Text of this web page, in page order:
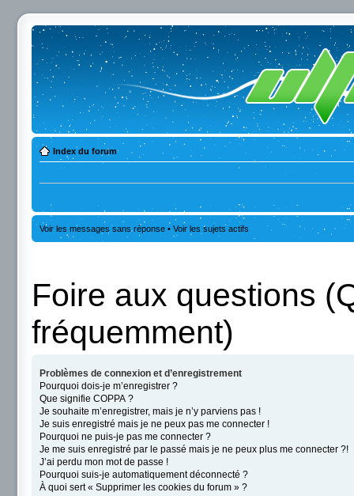
Index du forum
Voir les messages sans réponse • Voir les sujets actifs
Foire aux questions
fréquemment)
Problèmes de connexion et d’enregistrement
Pourquoi dois-je m’enregistrer ?
Que signifie COPPA ?
Je souhaite m’enregistrer, mais je n’y parviens pas !
Je suis enregistré mais je ne peux pas me connecter !
Pourquoi ne puis-je pas me connecter ?
Je me suis enregistré par le passé mais je ne peux plus me connecter ?!
J’ai perdu mon mot de passe !
Pourquoi suis-je automatiquement déconnecté ?
À quoi sert « Supprimer les cookies du forum » ?